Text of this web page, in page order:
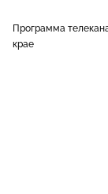
Программа
крае